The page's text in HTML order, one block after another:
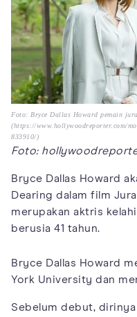
Foto: Bryce Dallas Howard pemain
(https://www.hollywoodreporter.com/
833910/)
Foto:
Bryce Dallas Howard
Dearing dalam film
merupakan aktris
berusia 41 tahun.
Bryce Dallas Howard
York University dan
Sebelum debut,